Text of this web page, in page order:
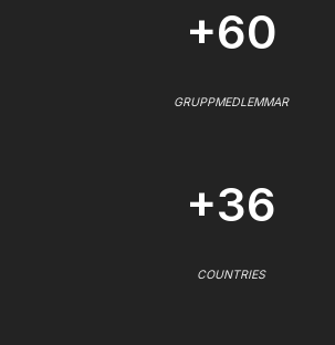
+60
GRUPPMEDLEMMAR
+36
COUNTRIES